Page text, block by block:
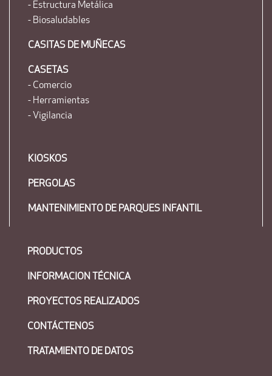
- Estructura Metálica
- Biosaludables
CASITAS DE MUÑECAS
CASETAS
- Comercio
- Herramientas
- Vigilancia
KIOSKOS
PERGOLAS
MANTENIMIENTO DE PARQUES INFANTIL
PRODUCTOS
INFORMACION TÉCNICA
PROYECTOS REALIZADOS
CONTÁCTENOS
TRATAMIENTO DE DATOS